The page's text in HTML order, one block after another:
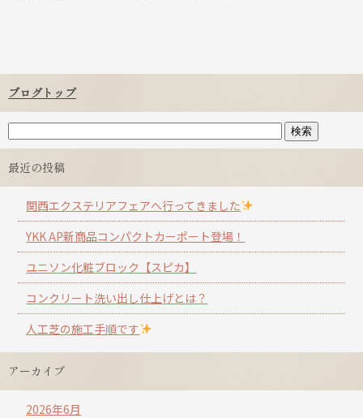
ブログトップ
最近の投稿
関西エクステリアフェアへ行ってきました
YKK AP新商品コンパクトカーポート登場！
ユニソン化粧ブロック【スピカ】
コンクリート洗い出し仕上げとは？
人工芝の施工手順です
アーカイブ
2026年6月